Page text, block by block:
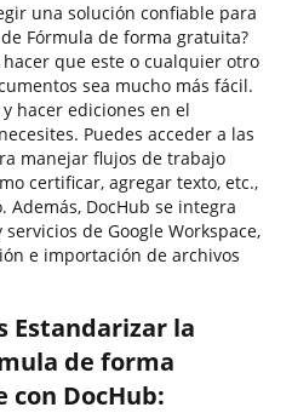
una solución confiable para
Fórmula de forma gratuita?
que este o cualquier otro
sea mucho más fácil.
hacer ediciones en el
Puedes acceder a las
manejar flujos de trabajo
certificar, agregar texto, etc.,
DocHub se integra
de Google Workspace,
e importación de archivos
Estandarizar la
de forma
DocHub: